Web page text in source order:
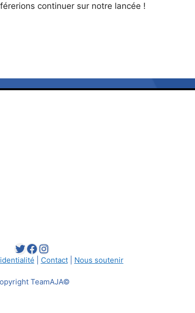
continuer sur notre lancée !
Twitter
Facebook
Instagram
Contact| Nous soutenir
TeamAJA©